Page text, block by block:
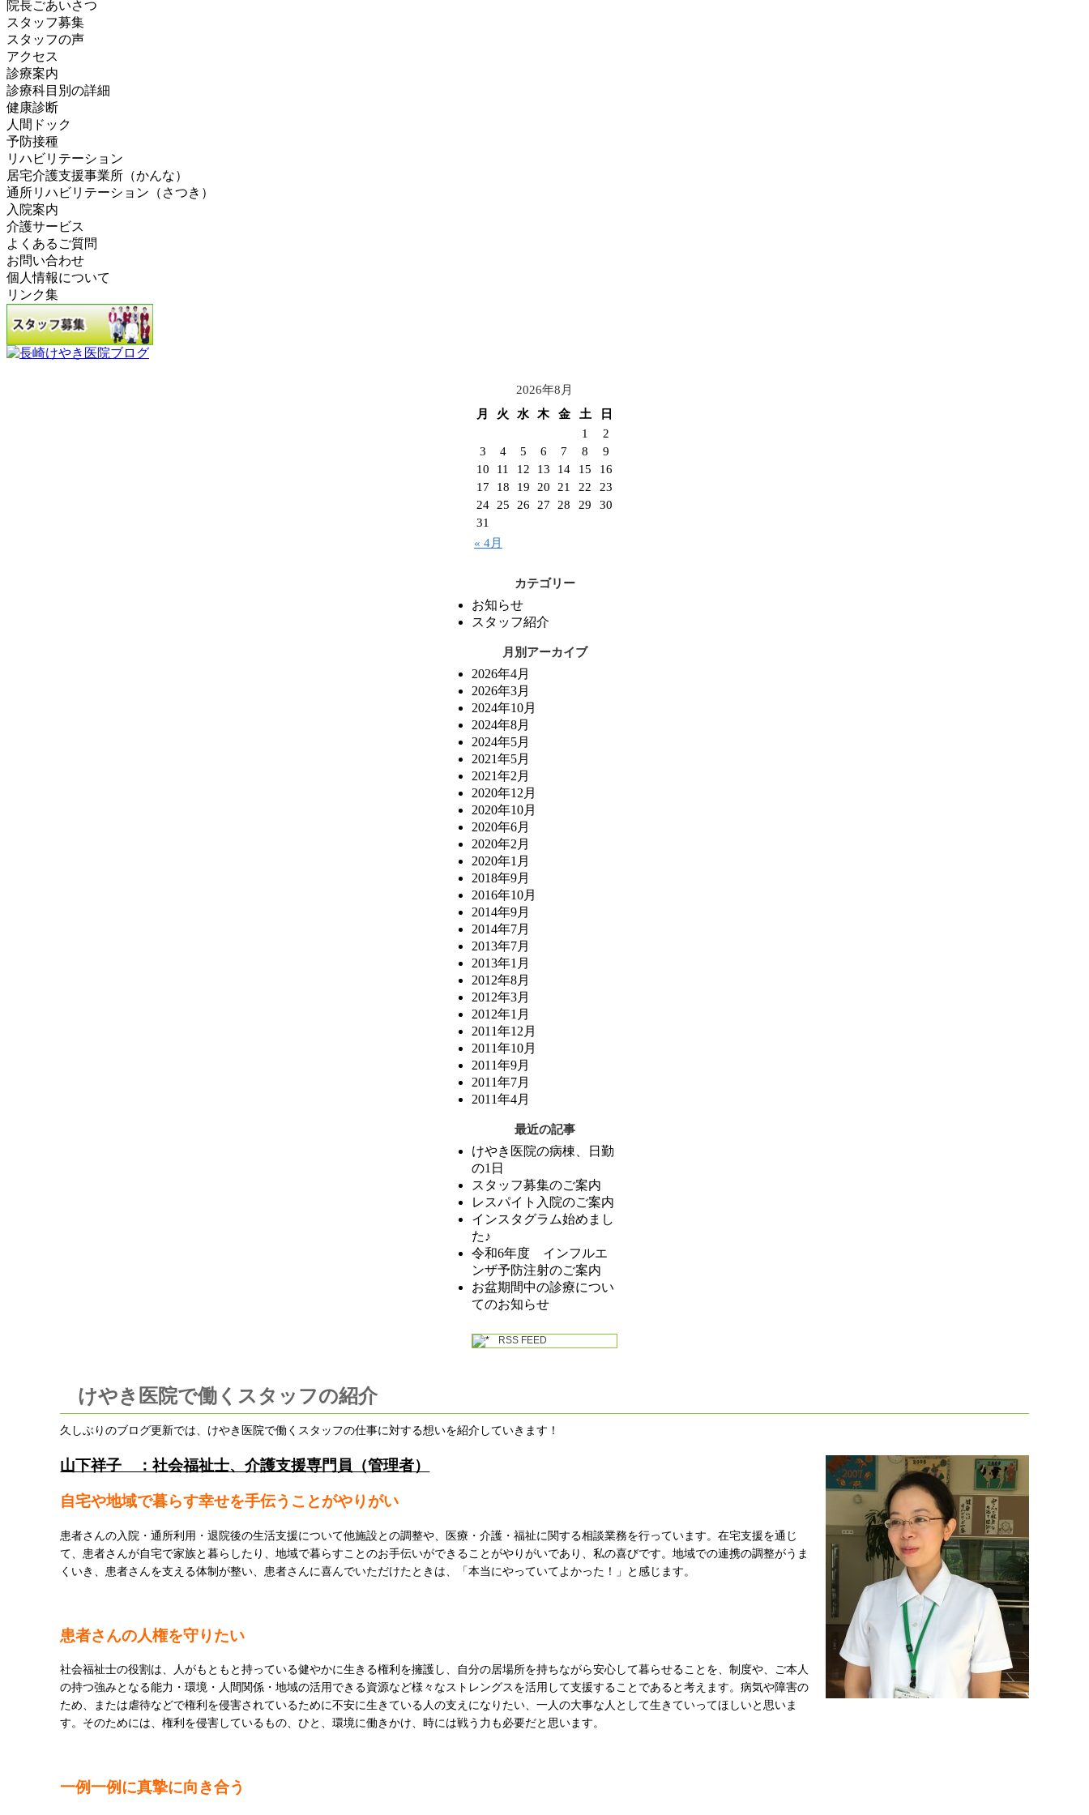
院長ごあいさつ
スタッフ募集
スタッフの声
アクセス
診療案内
診療科目別の詳細
健康診断
人間ドック
予防接種
リハビリテーション
居宅介護支援事業所（かんな）
通所リハビリテーション（さつき）
入院案内
介護サービス
よくあるご質問
お問い合わせ
個人情報について
リンク集
2026年8月
月
火 水 木 金 土 日
« 4月
1
2
3
4 5 6 7 8
9
10
11 12 13 14 15
16
17
18 19 20 21 22
23
24
25 26 27 28 29
30
31
カテゴリー
お知らせ
スタッフ紹介
月別アーカイブ
2026年4月
2026年3月
2024年10月
2024年8月
2024年5月
2021年5月
2021年2月
2020年12月
2020年10月
2020年6月
2020年2月
2020年1月
2018年9月
2016年10月
2014年9月
2014年7月
2013年7月
2013年1月
2012年8月
2012年3月
2012年1月
2011年12月
2011年10月
2011年9月
2011年7月
2011年4月
最近の記事
けやき医院の病棟、日勤
の1日
スタッフ募集のご案内
レスパイト入院のご案内
インスタグラム始めまし
た♪
令和6年度 インフルエ
ンザ予防注射のご案内
お盆期間中の診療につい
てのお知らせ
RSS FEED
けやき医院で働くスタッフの紹介
久しぶりのブログ更新では、けやき医院で働くスタッフの仕事に対する想いを紹介していきます！
山下祥子 ：社会福祉士、介護支援専門員（管理者）
自宅や地域で暮らす幸せを手伝うことがやりがい
患者さんの入院・通所利用・退院後の生活支援について他施設との調整や、医療・介護・福祉に関する相談業務を行っています。在宅支援を通じ
て、患者さんが自宅で家族と暮らしたり、地域で暮らすことのお手伝いができることがやりがいであり、私の喜びです。地域での連携の調整がうま
くいき、患者さんを支える体制が整い、患者さんに喜んでいただけたときは、「本当にやっていてよかった！」と感じます。
患者さんの人権を守りたい
社会福祉士の役割は、人がもともと持っている健やかに生きる権利を擁護し、自分の居場所を持ちながら安心して暮らせることを、制度や、ご本人
の持つ強みとなる能力・環境・人間関係・地域の活用できる資源など様々なストレングスを活用して支援することであると考えます。病気や障害の
ため、または虐待などで権利を侵害されているために不安に生きている人の支えになりたい、一人の大事な人として生きていってほしいと思いま
す。そのためには、権利を侵害しているもの、ひと、環境に働きかけ、時には戦う力も必要だと思います。
一例一例に真摯に向き合う